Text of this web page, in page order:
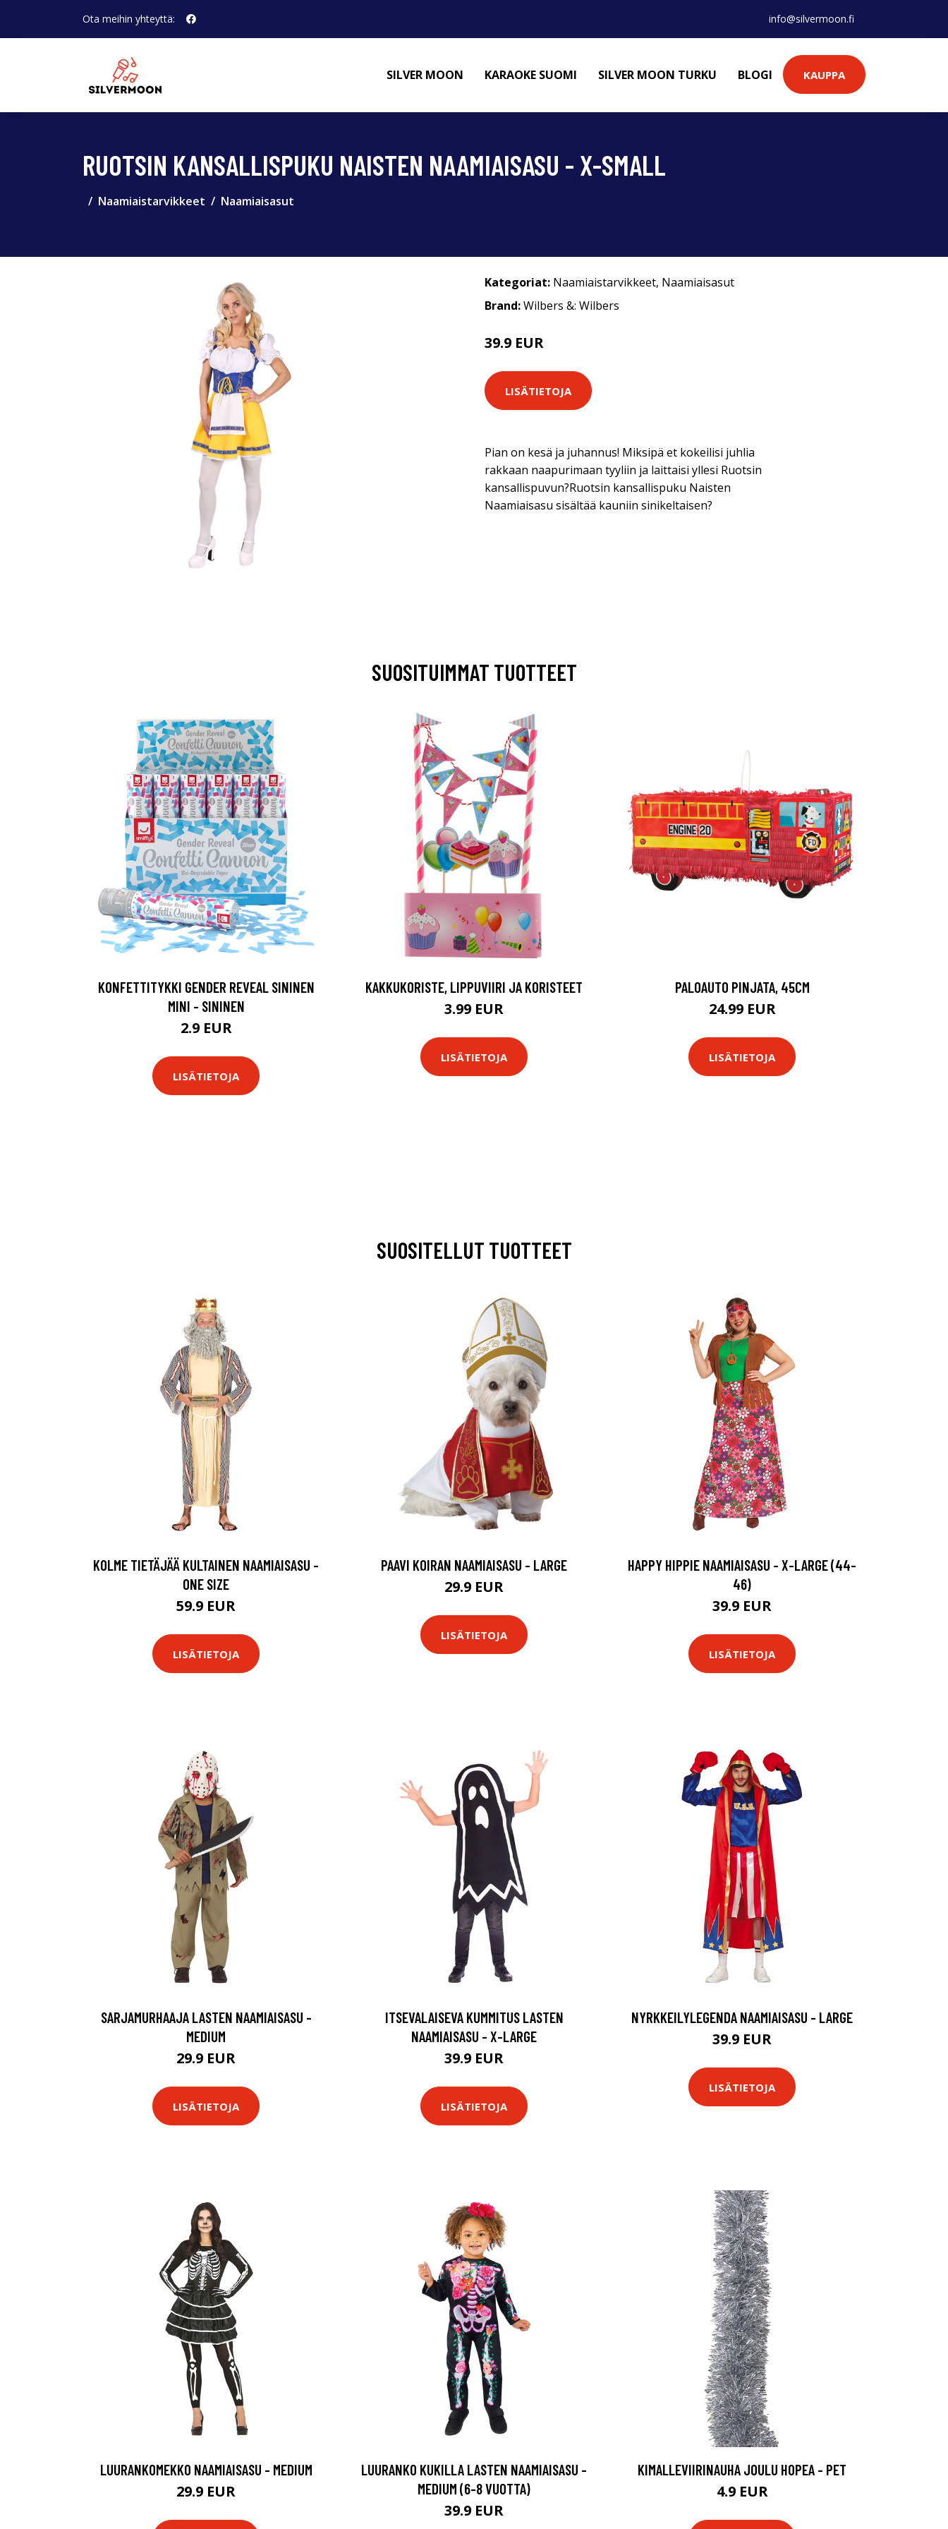
Ota meihin yhteyttä: info@silvermoon.fi
SILVER MOON KARAOKE SUOMI SILVER MOON TURKU BLOGI KAUPPA
RUOTSIN KANSALLISPUKU NAISTEN NAAMIAISASU - X-SMALL
Naamiaistarvikkeet Naamiaisasut
Kategoriat: Naamiaistarvikkeet, Naamiaisasut
Brand:Wilbers &: Wilbers
39.9 EUR
LISÄTIETOJA
Pian on kesä ja juhannus! Miksipä et kokeilisi juhlia
rakkaan naapurimaan tyyliin ja laittaisi yllesi Ruotsin
kansallispuvun?Ruotsin kansallispuku Naisten
Naamiaisasu sisältää kauniin sinikeltaisen?
SUOSITUIMMAT TUOTTEET
KONFETTITYKKI GENDER REVEAL SININEN
MINI - SININEN
2.9 EUR
LISÄTIETOJA
KAKKUKORISTE, LIPPUVIIRI JA KORISTEET
3.99 EUR
LISÄTIETOJA
PALOAUTO PINJATA, 45CM
24.99 EUR
LISÄTIETOJA
SUOSITELLUT TUOTTEET
KOLME TIETÄJÄÄ KULTAINEN NAAMIAISASU -
ONE SIZE
59.9 EUR
LISÄTIETOJA
PAAVI KOIRAN NAAMIAISASU - LARGE
29.9 EUR
LISÄTIETOJA
HAPPY HIPPIE NAAMIAISASU - X-LARGE (44-
46)
39.9 EUR
LISÄTIETOJA
SARJAMURHAAJA LASTEN NAAMIAISASU -
MEDIUM
29.9 EUR
LISÄTIETOJA
ITSEVALAISEVA KUMMITUS LASTEN
NAAMIAISASU - X-LARGE
39.9 EUR
LISÄTIETOJA
NYRKKEILYLEGENDA NAAMIAISASU - LARGE
39.9 EUR
LISÄTIETOJA
LUURANKOMEKKO NAAMIAISASU - MEDIUM
29.9 EUR
LUURANKO KUKILLA LASTEN NAAMIAISASU -
MEDIUM (6-8 VUOTTA)
39.9 EUR
KIMALLEVIIRINAUHA JOULU HOPEA - PET
4.9 EUR